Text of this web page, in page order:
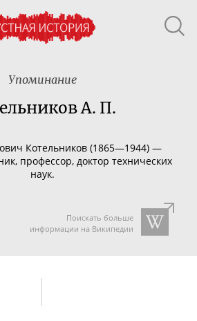
Упоминание
А. П.
Котельников (1865—1944) —
профессор, доктор технических
наук.
Поискать больше
информации на Википедии